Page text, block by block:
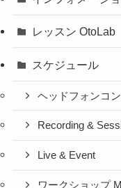
レッスン OtoLab
スケジュール
ヘッドフォンコ
Recording &
Live & Event
ワークショップ